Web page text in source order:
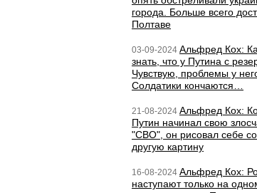
города. Больше всего
Полтаве
03-09-2024 Альфред Кох:
знать, что у Путина с
Чувствую, проблемы у
Солдатики кончаются…
21-08-2024 Альфред Кох:
Путин начинал свою
"СВО", он рисовал себе
другую картину
16-08-2024 Альфред Кох:
наступают только на